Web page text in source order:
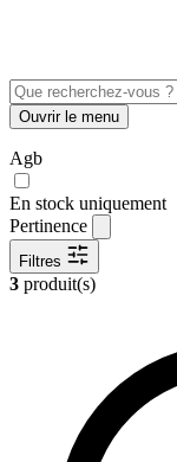
Ouvrir le menu
Agb
En stock uniquement
Pertinence
Filtres
3 produit(s)